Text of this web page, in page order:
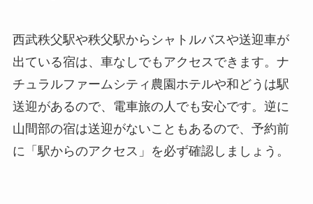
西武秩父駅や秩父駅からシャトルバスや送迎車が
出ている宿は、車なしでもアクセスできます。ナ
チュラルファームシティ農園ホテルや和どうは駅
送迎があるので、電車旅の人でも安心です。逆に
山間部の宿は送迎がないこともあるので、予約前
に「駅からのアクセス」を必ず確認しましょう。